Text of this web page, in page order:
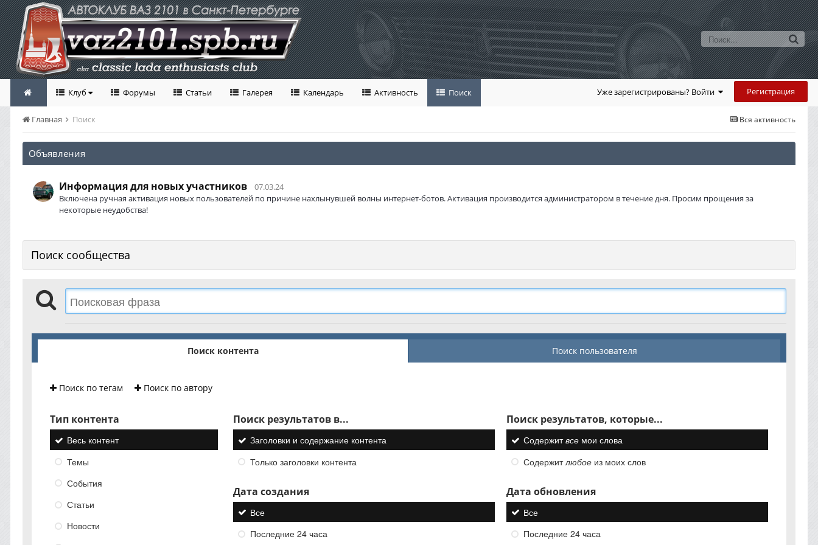
Уже зарегистрированы? Войти Регистрация
Клуб Форумы Статьи Галерея Календарь Активность Поиск
Вся активность
Главная Поиск
Объявления
Информация для новых участников
07.03.24
Включена ручная активация новых пользователей по причине нахлынувшей волны интернет-ботов. Активация производится администратором в течение дня. Просим прощения за
некоторые неудобства!
Поиск сообщества
Поиск контента Поиск пользователя
Поиск по тегам Поиск по автору
Тип контента
Весь контент
Темы
События
Статьи
Новости
Поиск результатов в...
Заголовки и содержание контента
Только заголовки контента
Поиск результатов, которые...
Содержитвсемои слова
Содержитлюбоеиз моих слов
Дата создания
Все
Последние 24 часа
Дата обновления
Все
Последние 24 часа